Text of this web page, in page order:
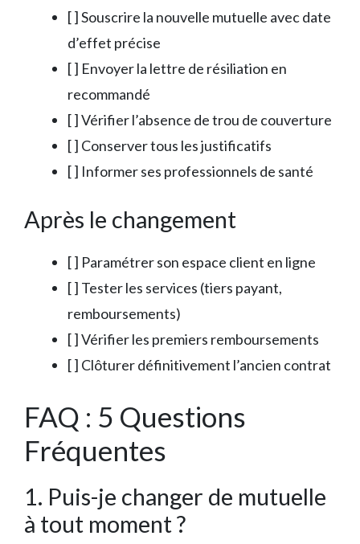
[ ] Souscrire la nouvelle mutuelle avec date
d’effet précise
[ ] Envoyer la lettre de résiliation en
recommandé
[ ] Vérifier l’absence de trou de couverture
[ ] Conserver tous les justificatifs
[ ] Informer ses professionnels de santé
Après le changement
[ ] Paramétrer son espace client en ligne
[ ] Tester les services (tiers payant,
remboursements)
[ ] Vérifier les premiers remboursements
[ ] Clôturer définitivement l’ancien contrat
FAQ : 5 Questions
Fréquentes
1. Puis-je changer de mutuelle
à tout moment ?